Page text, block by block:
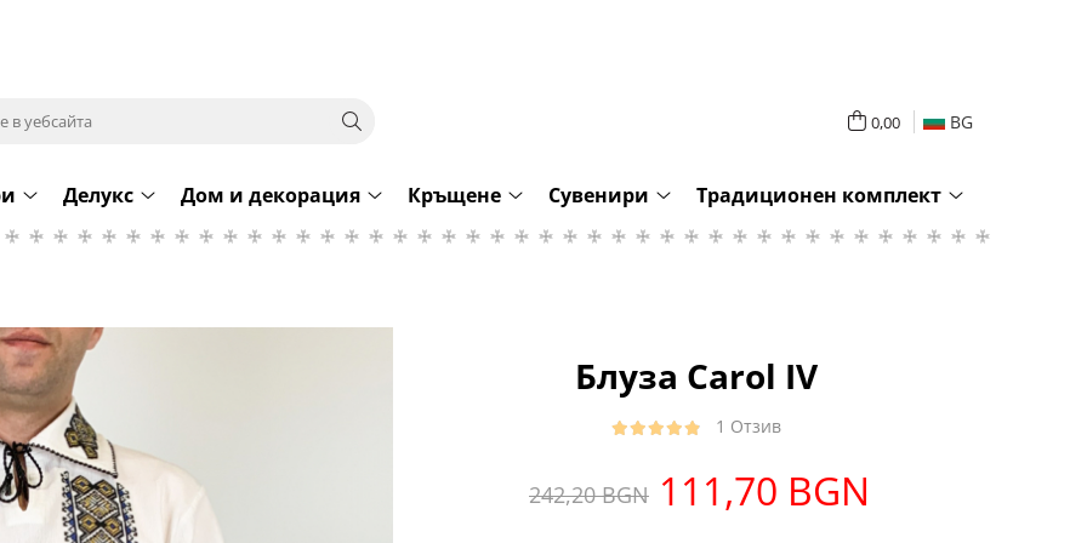
0,00 BG
Делукс Дом и декорация Кръщене Сувенири Традиционен комплект
Блуза Carol IV
1 Отзив
242,20 BGN 111,70 BGN